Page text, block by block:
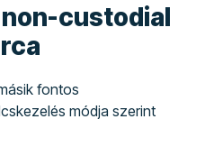
custodial
fontos
módja szerint